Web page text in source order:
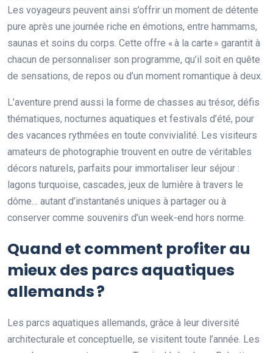
Les voyageurs peuvent ainsi s’offrir un moment de détente
pure après une journée riche en émotions, entre hammams,
saunas et soins du corps. Cette offre « à la carte » garantit à
chacun de personnaliser son programme, qu’il soit en quête
de sensations, de repos ou d’un moment romantique à deux.
L’aventure prend aussi la forme de chasses au trésor, défis
thématiques, nocturnes aquatiques et festivals d’été, pour
des vacances rythmées en toute convivialité. Les visiteurs
amateurs de photographie trouvent en outre de véritables
décors naturels, parfaits pour immortaliser leur séjour :
lagons turquoise, cascades, jeux de lumière à travers le
dôme… autant d’instantanés uniques à partager ou à
conserver comme souvenirs d’un week-end hors norme.
Quand et comment profiter au
mieux des parcs aquatiques
allemands ?
Les parcs aquatiques allemands, grâce à leur diversité
architecturale et conceptuelle, se visitent toute l’année. Les